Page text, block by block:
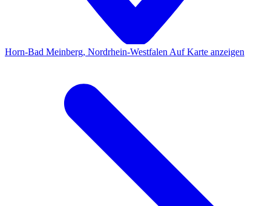
Horn-Bad Meinberg, Nordrhein-Westfalen Auf Karte anzeigen